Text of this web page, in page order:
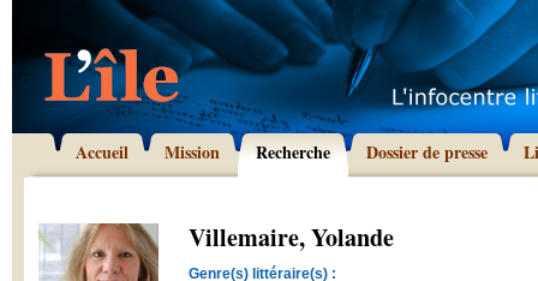
Accueil Mission Recherche Dossier de presse
Villemaire, Yolande
Genre(s) littéraire(s) :